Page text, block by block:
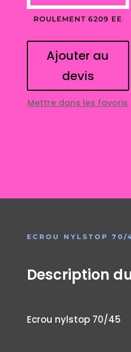
ROULEMENT 6209 EE
Ajouter au
devis
Mettre dans les favoris
ECROU NYLSTOP 70/
Description
Ecrou nylstop 70/45